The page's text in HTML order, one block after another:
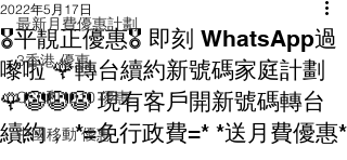
最新月費優惠計劃
3香港 優惠
CSL和1010 優惠
中國移動 優惠
🎖平靚正優惠🎖 即刻 WhatsApp過
嚟啦 🌹轉台續約新號碼家庭計劃
🌹🤡🤡🤡 現有客戶開新號碼轉台
續約， *=免行政費=* *送月費優惠*
2022年5月17日